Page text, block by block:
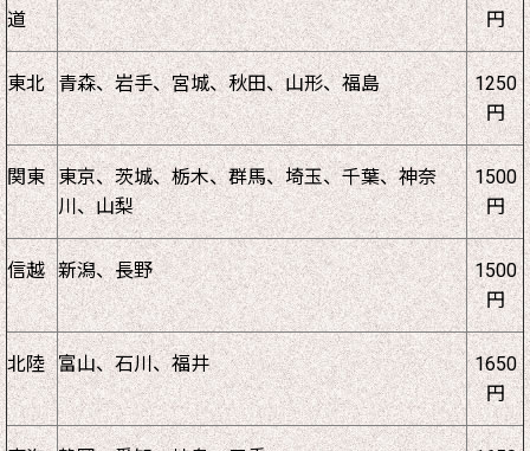
道
円
東北 青森、岩手、宮城、秋田、山形、福島
1250
円
関東 東京、茨城、栃木、群馬、埼玉、千葉、神奈
川、山梨
1500
円
信越 新潟、長野
1500
円
北陸 富山、石川、福井
1650
円